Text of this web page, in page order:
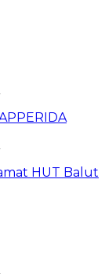
HUT Balut